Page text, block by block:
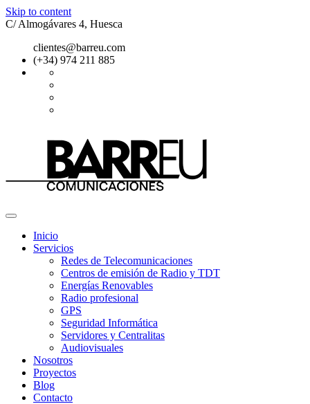
Skip to content
C/ Almogávares 4, Huesca
clientes@barreu.com
(+34) 974 211 885
Inicio
Servicios
Redes de Telecomunicaciones
Centros de emisión de Radio y TDT
Energías Renovables
Radio profesional
GPS
Seguridad Informática
Servidores y Centralitas
Audiovisuales
Nosotros
Proyectos
Blog
Contacto